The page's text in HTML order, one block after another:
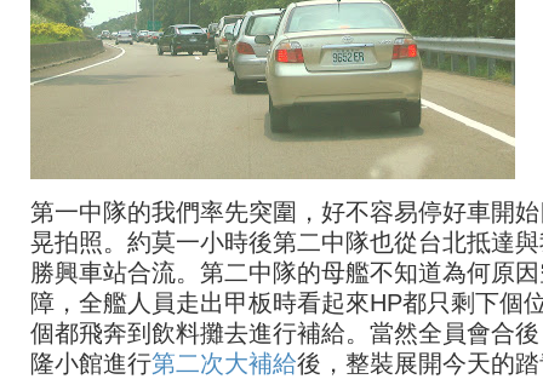
第一中隊的我們率先突圍，好不容易停好車開
晃拍照。約莫一小時後第二中隊也從台北抵達
勝興車站合流。第二中隊的母艦不知道為何原
障，全艦人員走出甲板時看起來HP都只剩下個
個都飛奔到飲料攤去進行補給。當然全員會合
隆小館進行第二次大補給後，整裝展開今天的